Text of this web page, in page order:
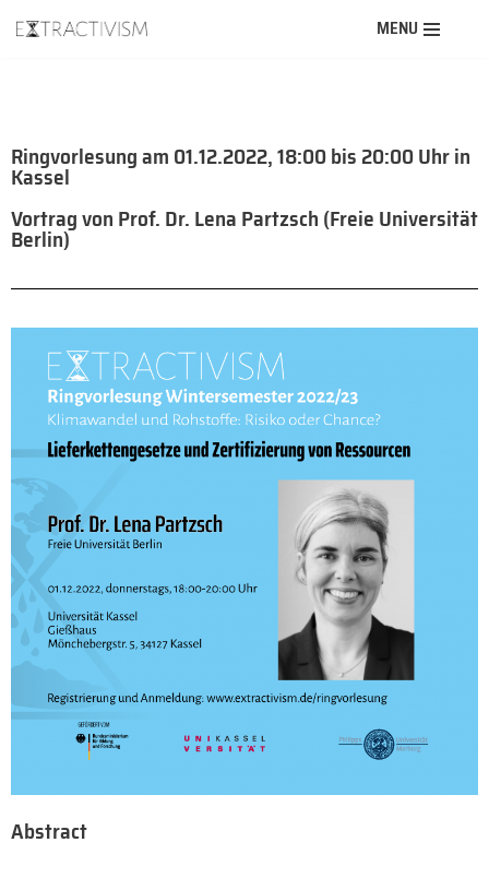
MENU
Ringvorlesung am 01.12.2022, 18:00 bis 20:00 Uhr in
Kassel
Vortrag von Prof. Dr. Lena Partzsch (Freie Universität
Berlin)
Abstract